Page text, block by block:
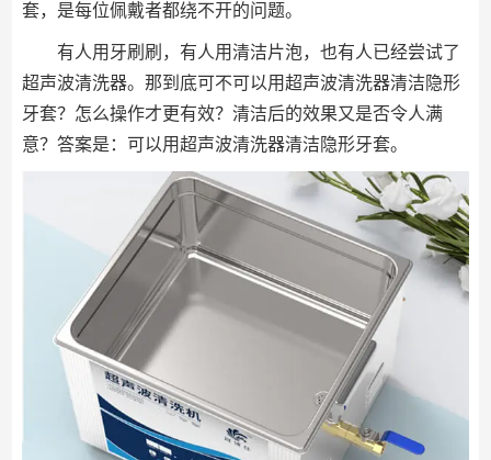
套，是每位佩戴者都绕不开的问题。
有人用牙刷刷，有人用清洁片泡，也有人已经尝试了
超声波清洗器。那到底可不可以用超声波清洗器清洁隐形
牙套？怎么操作才更有效？清洁后的效果又是否令人满
意？答案是：可以用超声波清洗器清洁隐形牙套。